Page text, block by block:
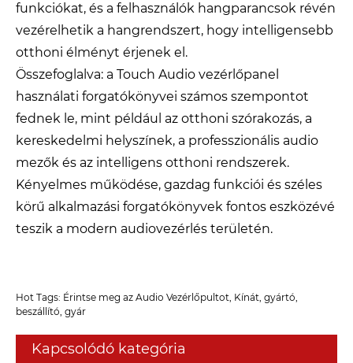
funkciókat, és a felhasználók hangparancsok révén
vezérelhetik a hangrendszert, hogy intelligensebb
otthoni élményt érjenek el.
Összefoglalva: a Touch Audio vezérlőpanel
használati forgatókönyvei számos szempontot
fednek le, mint például az otthoni szórakozás, a
kereskedelmi helyszínek, a professzionális audio
mezők és az intelligens otthoni rendszerek.
Kényelmes működése, gazdag funkciói és széles
körű alkalmazási forgatókönyvek fontos eszközévé
teszik a modern audiovezérlés területén.
Hot Tags: Érintse meg az Audio Vezérlőpultot, Kínát, gyártó,
beszállító, gyár
Kapcsolódó kategória